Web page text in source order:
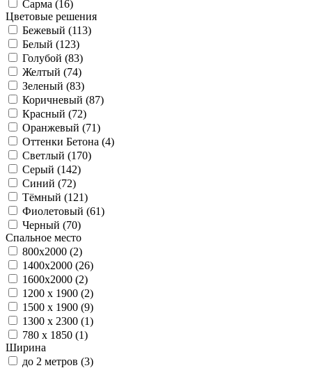
Сарма (16)
Цветовые решения
Бежевый (113)
Белый (123)
Голубой (83)
Желтый (74)
Зеленый (83)
Коричневый (87)
Красный (72)
Оранжевый (71)
Оттенки Бетона (4)
Светлый (170)
Серый (142)
Синий (72)
Тёмный (121)
Фиолетовый (61)
Черный (70)
Спальное место
800х2000 (2)
1400x2000 (26)
1600x2000 (2)
1200 х 1900 (2)
1500 х 1900 (9)
1300 х 2300 (1)
780 х 1850 (1)
Ширина
до 2 метров (3)